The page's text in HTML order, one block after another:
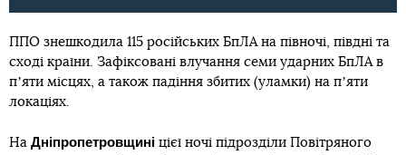
ППО знешкодила 115 російських БпЛА на півночі, півдні та
сході країни. Зафіксовані влучання семи ударних БпЛА в
пʼяти місцях, а також падіння збитих (уламки) на пʼяти
локаціях.
На Дніпропетровщині цієї ночі підрозділи Повітряного